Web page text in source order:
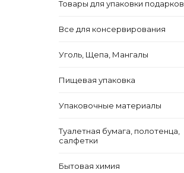
Товары для упаковки подарков
Все для консервирования
Уголь, Щепа, Мангалы
Пищевая упаковка
Упаковочные материалы
Туалетная бумага, полотенца,
салфетки
Бытовая химия